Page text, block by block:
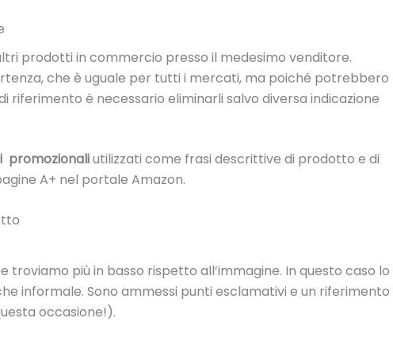
prodotti in commercio presso il medesimo venditore.
che è uguale per tutti i mercati, ma poiché potrebbero
riferimento è necessario eliminarli salvo diversa indicazione
promozionaliutilizzati come frasi descrittive di prodotto e di
A+ nel portale Amazon.
troviamo più in basso rispetto all’immagine. In questo caso lo
informale. Sono ammessi punti esclamativi e un riferimento
occasione!).